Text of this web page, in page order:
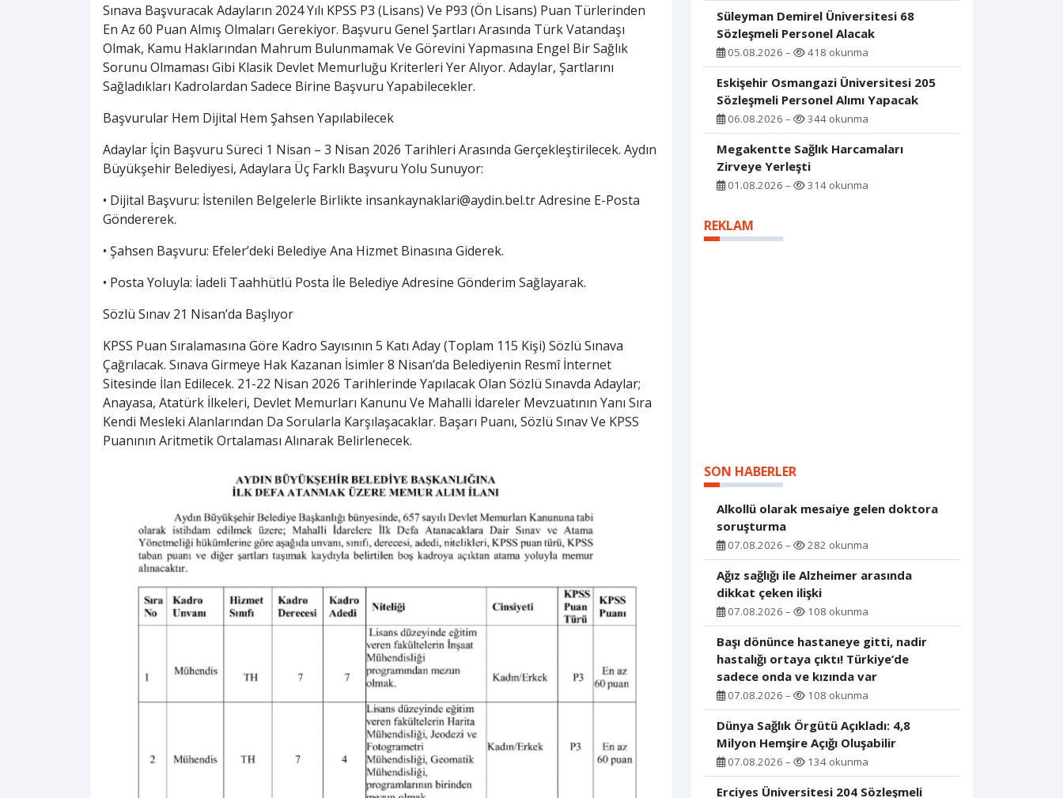
Sınava Başvuracak Adayların 2024 Yılı KPSS P3 (Lisans) Ve P93 (Ön Lisans) Puan Türlerinden
En Az 60 Puan Almış Olmaları Gerekiyor. Başvuru Genel Şartları Arasında Türk Vatandaşı
Olmak, Kamu Haklarından Mahrum Bulunmamak Ve Görevini Yapmasına Engel Bir Sağlık
Sorunu Olmaması Gibi Klasik Devlet Memurluğu Kriterleri Yer Alıyor. Adaylar, Şartlarını
Sağladıkları Kadrolardan Sadece Birine Başvuru Yapabilecekler.
Başvurular Hem Dijital Hem Şahsen Yapılabilecek
Adaylar İçin Başvuru Süreci 1 Nisan – 3 Nisan 2026 Tarihleri Arasında Gerçekleştirilecek. Aydın
Büyükşehir Belediyesi, Adaylara Üç Farklı Başvuru Yolu Sunuyor:
• Dijital Başvuru: İstenilen Belgelerle Birlikte insankaynaklari@aydin.bel.trAdresine E-Posta
Göndererek.
• Şahsen Başvuru: Efeler’deki Belediye Ana Hizmet Binasına Giderek.
• Posta Yoluyla: İadeli Taahhütlü Posta İle Belediye Adresine Gönderim Sağlayarak.
Sözlü Sınav 21 Nisan’da Başlıyor
KPSS Puan Sıralamasına Göre Kadro Sayısının 5 Katı Aday (Toplam 115 Kişi) Sözlü Sınava
Çağrılacak. Sınava Girmeye Hak Kazanan İsimler 8 Nisan’da Belediyenin Resmî İnternet
Sitesinde İlan Edilecek. 21-22 Nisan 2026 Tarihlerinde Yapılacak Olan Sözlü Sınavda Adaylar;
Anayasa, Atatürk İlkeleri, Devlet Memurları Kanunu Ve Mahalli İdareler Mevzuatının Yanı Sıra
Kendi Mesleki Alanlarından Da Sorularla Karşılaşacaklar. Başarı Puanı, Sözlü Sınav Ve KPSS
Puanının Aritmetik Ortalaması Alınarak Belirlenecek.
Süleyman Demirel Üniversitesi 68
Sözleşmeli Personel Alacak
05.08.2026 – 418 okunma
Eskişehir Osmangazi Üniversitesi 205
Sözleşmeli Personel Alımı Yapacak
06.08.2026 – 344 okunma
Megakentte Sağlık Harcamaları
Zirveye Yerleşti
01.08.2026 – 314 okunma
REKLAM
SON HABERLER
Alkollü olarak mesaiye gelen doktora
soruşturma
07.08.2026 – 282 okunma
Ağız sağlığı ile Alzheimer arasında
dikkat çeken ilişki
07.08.2026 – 108 okunma
Başı dönünce hastaneye gitti, nadir
hastalığı ortaya çıktı! Türkiye’de
sadece onda ve kızında var
07.08.2026 – 108 okunma
Dünya Sağlık Örgütü Açıkladı: 4,8
Milyon Hemşire Açığı Oluşabilir
07.08.2026 – 134 okunma
Erciyes Üniversitesi 204 Sözleşmeli